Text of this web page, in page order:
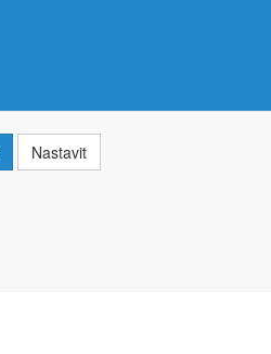
Nastavit